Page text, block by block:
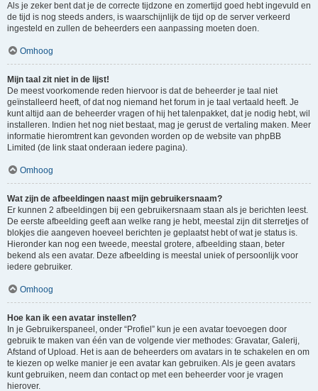
Als je zeker bent dat je de correcte tijdzone en zomertijd goed hebt ingevuld en
de tijd is nog steeds anders, is waarschijnlijk de tijd op de server verkeerd
ingesteld en zullen de beheerders een aanpassing moeten doen.
Omhoog
Mijn taal zit niet in de lijst!
De meest voorkomende reden hiervoor is dat de beheerder je taal niet
geïnstalleerd heeft, of dat nog niemand het forum in je taal vertaald heeft. Je
kunt altijd aan de beheerder vragen of hij het talenpakket, dat je nodig hebt, wil
installeren. Indien het nog niet bestaat, mag je gerust de vertaling maken. Meer
informatie hieromtrent kan gevonden worden op de website van phpBB
Limited (de link staat onderaan iedere pagina).
Omhoog
Wat zijn de afbeeldingen naast mijn gebruikersnaam?
Er kunnen 2 afbeeldingen bij een gebruikersnaam staan als je berichten leest.
De eerste afbeelding geeft aan welke rang je hebt, meestal zijn dit sterretjes of
blokjes die aangeven hoeveel berichten je geplaatst hebt of wat je status is.
Hieronder kan nog een tweede, meestal grotere, afbeelding staan, beter
bekend als een avatar. Deze afbeelding is meestal uniek of persoonlijk voor
iedere gebruiker.
Omhoog
Hoe kan ik een avatar instellen?
In je Gebruikerspaneel, onder “Profiel” kun je een avatar toevoegen door
gebruik te maken van één van de volgende vier methodes: Gravatar, Galerij,
Afstand of Upload. Het is aan de beheerders om avatars in te schakelen en om
te kiezen op welke manier je een avatar kan gebruiken. Als je geen avatars
kunt gebruiken, neem dan contact op met een beheerder voor je vragen
hierover.